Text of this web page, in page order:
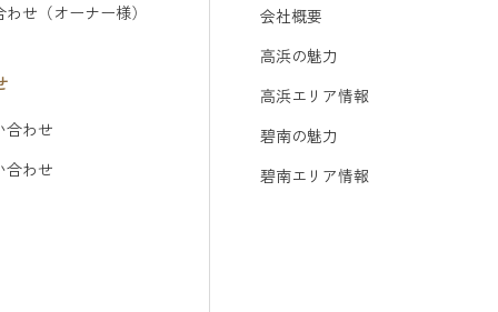
せ（オーナー様）
合わせ
合わせ
会社概要
高浜の魅力
高浜エリア情報
碧南の魅力
碧南エリア情報